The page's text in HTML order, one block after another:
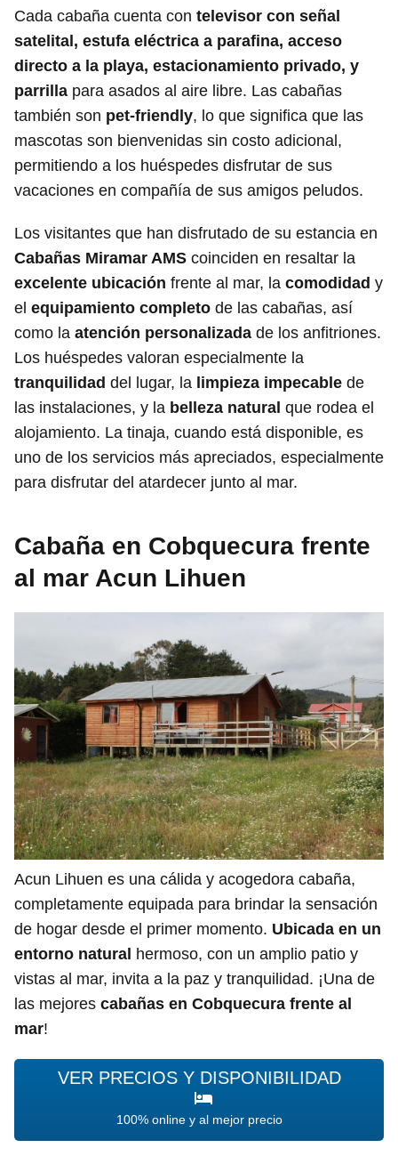
Cada cabaña cuenta con televisor con señal
satelital, estufa eléctrica a parafina, acceso
directo a la playa, estacionamiento privado, y
parrilla para asados al aire libre. Las cabañas
también son pet-friendly, lo que significa que las
mascotas son bienvenidas sin costo adicional,
permitiendo a los huéspedes disfrutar de sus
vacaciones en compañía de sus amigos peludos.
Los visitantes que han disfrutado de su estancia en
Cabañas Miramar AMS coinciden en resaltar la
excelente ubicación frente al mar, la comodidad y
el equipamiento completo de las cabañas, así
como la atención personalizada de los anfitriones.
Los huéspedes valoran especialmente la
tranquilidad del lugar, la limpieza impecable de
las instalaciones, y la belleza natural que rodea el
alojamiento. La tinaja, cuando está disponible, es
uno de los servicios más apreciados, especialmente
para disfrutar del atardecer junto al mar.
Cabaña en Cobquecura frente
al mar Acun Lihuen
Acun Lihuen es una cálida y acogedora cabaña,
completamente equipada para brindar la sensación
de hogar desde el primer momento. Ubicada en un
entorno natural hermoso, con un amplio patio y
vistas al mar, invita a la paz y tranquilidad. ¡Una de
las mejores cabañas en Cobquecura frente al
mar!
VER PRECIOS Y DISPONIBILIDAD
100% online y al mejor precio